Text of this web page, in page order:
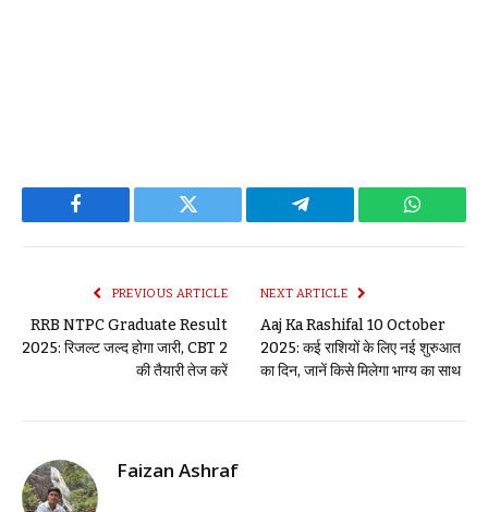
Facebook Twitter Telegram
PREVIOUS ARTICLE
RRB NTPC Graduate Result
2025: रिजल्ट जल्द होगा जारी, CBT 2
की तैयारी तेज करें
NEXT ARTICLE
Aaj Ka Rashifal 10 October
2025: कई राशियों के लिए नई शुरुआत
का दिन, जानें किसे मिलेगा भाग्य का साथ
Faizan Ashraf